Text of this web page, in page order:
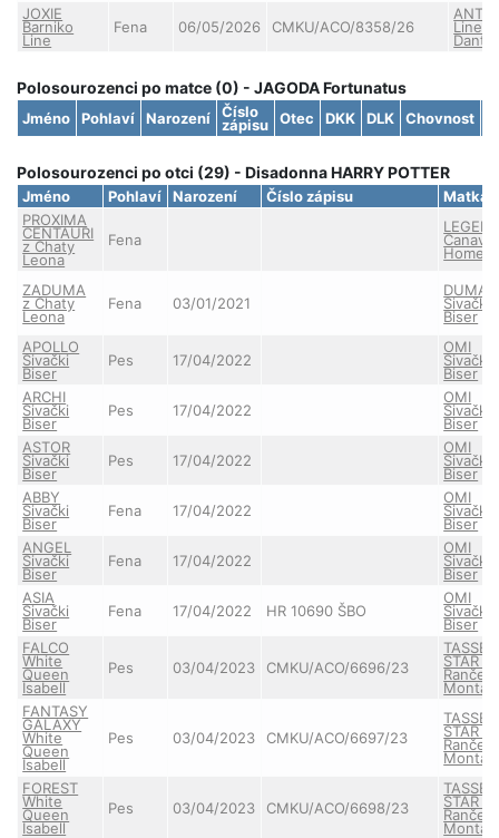
JOXIE
Barniko
Line
Fena 06/05/2026 CMKU/ACO/8358/26
Polosourozenci po matce (0) - JAGODA Fortunatus
Jméno Pohlaví Narození Číslo
zápisu Otec DKK DLK Chovnost
Polosourozenci po otci (29) - Disadonna HARRY POTTER
Jméno Pohlaví Narození Číslo zápisu
Matka
PROXIMA
CENTAURI
z Chaty
Leona
Fena Canavar
Home
ZADUMA
z Chaty
Leona
Fena 03/01/2021
DUMA
Sivački
Biser
APOLLO
Sivački
Biser
Pes 17/04/2022
OMI
Sivački
Biser
ARCHI
Sivački
Biser
Pes 17/04/2022
OMI
Sivački
Biser
ASTOR
Sivački
Biser
Pes 17/04/2022
OMI
Sivački
Biser
ABBY
Sivački
Biser
Fena 17/04/2022
OMI
Sivački
Biser
ANGEL
Sivački
Biser
Fena 17/04/2022
OMI
Sivački
Biser
ASIA
Sivački
Biser
Fena 17/04/2022 HR 10690 ŠBO
OMI
Sivački
Biser
FALCO
White
Queen
Isabell
Pes 03/04/2023 CMKU/ACO/6696/23
TASSEY
STAR z
Ranče
FANTASY
GALAXY
White
Queen
Isabell
Pes 03/04/2023 CMKU/ACO/6697/23
TASSEY
STAR z
Ranče
FOREST
White
Queen
Isabell
Pes 03/04/2023 CMKU/ACO/6698/23
TASSEY
STAR z
Ranče